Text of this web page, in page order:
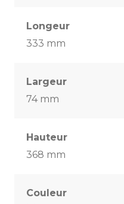
Longeur
333 mm
Largeur
74 mm
Hauteur
368 mm
Couleur